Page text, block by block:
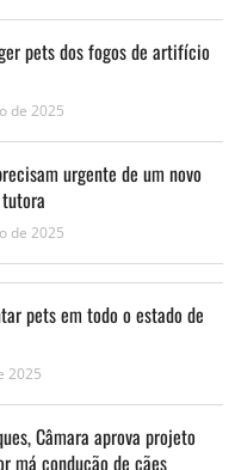
pets dos fogos de artifício
de 2025
urgente de um novo
de 2025
pets em todo o estado de
2025
Câmara aprova projeto
má condução de cães